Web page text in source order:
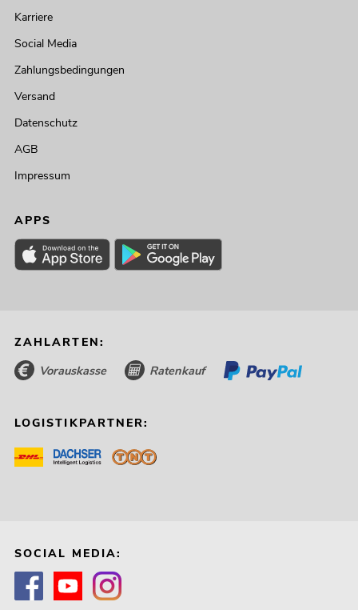
Karriere
Social Media
Zahlungsbedingungen
Versand
Datenschutz
AGB
Impressum
APPS
ZAHLARTEN:
Vorauskasse Ratenkauf
LOGISTIKPARTNER:
SOCIAL MEDIA: